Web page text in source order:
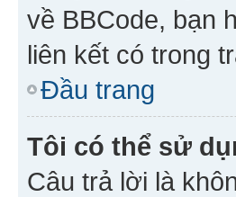
về BBCode, bạn
liên kết có trong
Đầu trang
Tôi có thể sử
Câu trả lời là